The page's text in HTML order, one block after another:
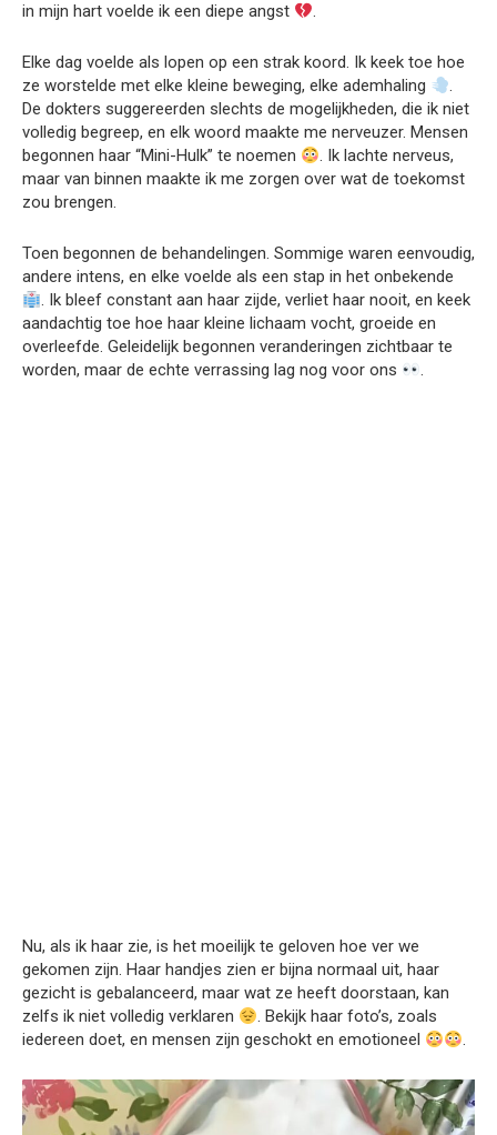
in mijn hart voelde ik een diepe angst
.
Elke dag voelde als lopen op een strak koord. Ik keek toe hoe
ze worstelde met elke kleine beweging, elke ademhaling
.
De dokters suggereerden slechts de mogelijkheden, die ik niet
volledig begreep, en elk woord maakte me nerveuzer. Mensen
begonnen haar “Mini-Hulk” te noemen
. Ik lachte nerveus,
maar van binnen maakte ik me zorgen over wat de toekomst
zou brengen.
Toen begonnen de behandelingen. Sommige waren eenvoudig,
andere intens, en elke voelde als een stap in het onbekende
. Ik bleef constant aan haar zijde, verliet haar nooit, en keek
aandachtig toe hoe haar kleine lichaam vocht, groeide en
overleefde. Geleidelijk begonnen veranderingen zichtbaar te
worden, maar de echte verrassing lag nog voor ons
.
Nu, als ik haar zie, is het moeilijk te geloven hoe ver we
gekomen zijn. Haar handjes zien er bijna normaal uit, haar
gezicht is gebalanceerd, maar wat ze heeft doorstaan, kan
zelfs ik niet volledig verklaren
. Bekijk haar foto’s, zoals
iedereen doet, en mensen zijn geschokt en emotioneel
.